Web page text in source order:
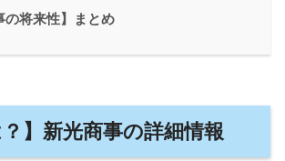
の将来性】まとめ
？】新光商事の詳細情報